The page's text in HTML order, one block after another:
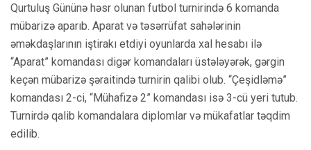
Qurtuluş Gününə həsr olunan futbol turnirində 6 komanda
mübarizə aparıb. Aparat və təsərrüfat sahələrinin
əməkdaşlarının iştirakı etdiyi oyunlarda xal hesabı ilə
“Aparat” komandası digər komandaları üstələyərək, gərgin
keçən mübarizə şəraitində turnirin qalibi olub. “Çeşidləmə”
komandası 2-ci, “Mühafizə 2” komandası isə 3-cü yeri tutub.
Turnirdə qalib komandalara diplomlar və mükafatlar təqdim
edilib.